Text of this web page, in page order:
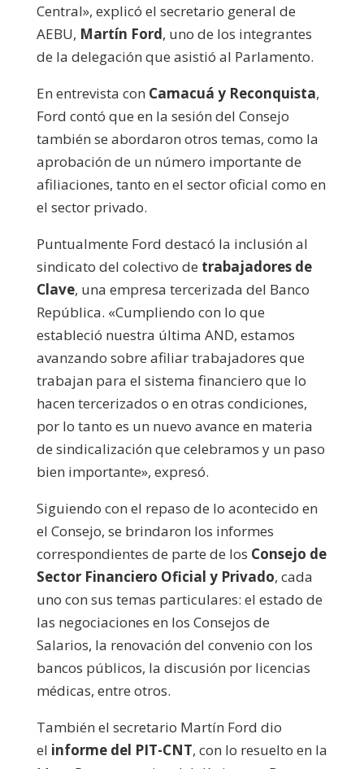
Central», explicó el secretario general de
AEBU, Martín Ford, uno de los integrantes
de la delegación que asistió al Parlamento.
En entrevista con Camacuá y Reconquista,
Ford contó que en la sesión del Consejo
también se abordaron otros temas, como la
aprobación de un número importante de
afiliaciones, tanto en el sector oficial como en
el sector privado.
Puntualmente Ford destacó la inclusión al
sindicato del colectivo de trabajadores de
Clave, una empresa tercerizada del Banco
República. «Cumpliendo con lo que
estableció nuestra última AND, estamos
avanzando sobre afiliar trabajadores que
trabajan para el sistema financiero que lo
hacen tercerizados o en otras condiciones,
por lo tanto es un nuevo avance en materia
de sindicalización que celebramos y un paso
bien importante», expresó.
Siguiendo con el repaso de lo acontecido en
el Consejo, se brindaron los informes
correspondientes de parte de los Consejo de
Sector Financiero Oficial y Privado, cada
uno con sus temas particulares: el estado de
las negociaciones en los Consejos de
Salarios, la renovación del convenio con los
bancos públicos, la discusión por licencias
médicas, entre otros.
También el secretario Martín Ford dio
el informe del PIT-CNT, con lo resuelto en la